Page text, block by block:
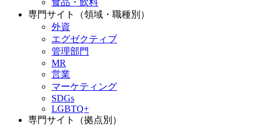
食品・飲料
専門サイト（領域・職種別）
外資
エグゼクティブ
管理部門
MR
営業
マーケティング
SDGs
LGBTQ+
専門サイト（拠点別）